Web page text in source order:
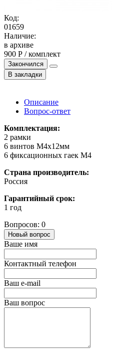
Код:
01659
Наличие:
в архиве
900 Р / комплект
Закончился
В закладки
Описание
Вопрос-ответ
Комплектация:
2 рамки
6 винтов M4x12мм
6 фиксационных гаек M4
Страна производитель:
Россия
Гарантийный срок:
1 год
Вопросов: 0
Новый вопрос
Ваше имя
Контактный телефон
Ваш e-mail
Ваш вопрос